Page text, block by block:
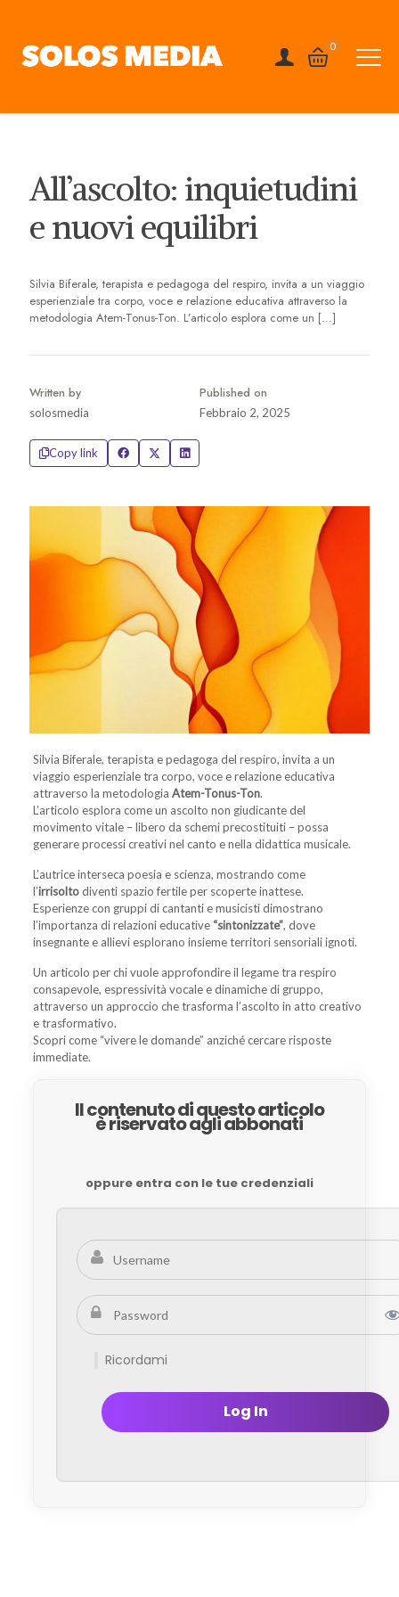
0
All’ascolto: inquietudini
e nuovi equilibri
Silvia Biferale, terapista e pedagoga del respiro, invita a un viaggio
esperienziale tra corpo, voce e relazione educativa attraverso la
metodologia Atem-Tonus-Ton. L’articolo esplora come un […]
Written by
solosmedia
Published on
Febbraio 2, 2025
Copy link
Silvia Biferale, terapista e pedagoga del respiro, invita a un
viaggio esperienziale tra corpo, voce e relazione educativa
attraverso la metodologia Atem-Tonus-Ton.
L’articolo esplora come un ascolto non giudicante del
movimento vitale – libero da schemi precostituiti – possa
generare processi creativi nel canto e nella didattica musicale.
L’autrice interseca poesia e scienza, mostrando come
l’irrisoltodiventi spazio fertile per scoperte inattese.
Esperienze con gruppi di cantanti e musicisti dimostrano
l’importanza di relazioni educative “sintonizzate”, dove
insegnante e allievi esplorano insieme territori sensoriali ignoti.
Un articolo per chi vuole approfondire il legame tra respiro
consapevole, espressività vocale e dinamiche di gruppo,
attraverso un approccio che trasforma l’ascolto in atto creativo
e trasformativo.
Scopri come “vivere le domande” anziché cercare risposte
immediate.
Il contenuto di questo articolo
è riservato agli abbonati
oppure entra con le tue credenziali
Ricordami